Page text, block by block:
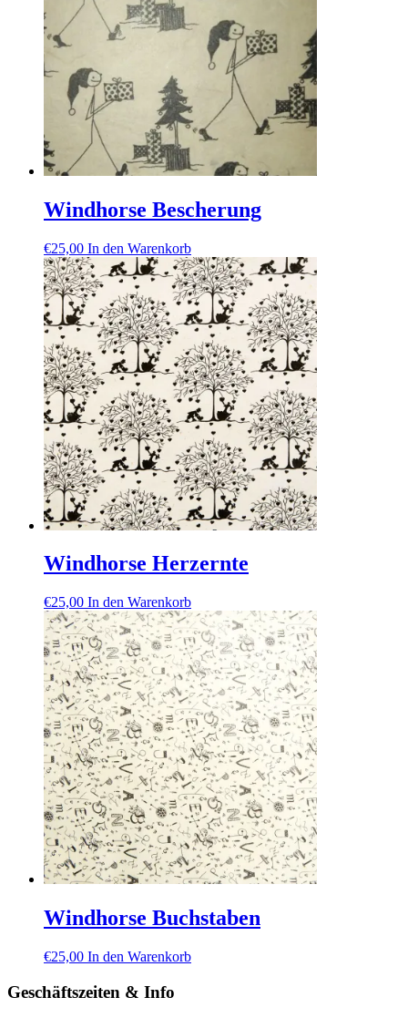
Windhorse Bescherung
€25,00 In den Warenkorb
Windhorse Herzernte
€25,00 In den Warenkorb
Windhorse Buchstaben
€25,00 In den Warenkorb
Geschäftszeiten & Info